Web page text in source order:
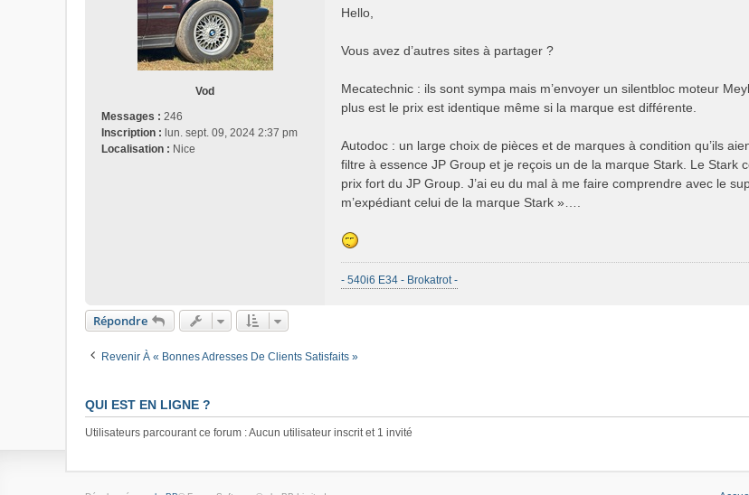
Vod
Messages : 246
Inscription : lun. sept. 09, 2024 2:37 pm
Localisation : Nice
s
g
Hello,
Vous avez d’autres sites à partager ?
Mecatechnic : ils sont sympa mais m’envoyer un silentbloc moteur
plus est le prix est identique même si la marque est différente.
Autodoc : un large choix de pièces et de marques à condition qu’ils
filtre à essence JP Group et je reçois un de la marque Stark. Le Stark
prix fort du JP Group. J’ai eu du mal à me faire comprendre avec le
m’expédiant celui de la marque Stark »….
- 540i6 E34 - Brokatrot -
Répondre
Revenir À « Bonnes Adresses De Clients Satisfaits »
QUI EST EN LIGNE ?
Utilisateurs parcourant ce forum : Aucun utilisateur inscrit et 1 invité